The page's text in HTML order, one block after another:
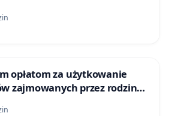
opłatom za użytkowanie
zajmowanych przez rodzinne